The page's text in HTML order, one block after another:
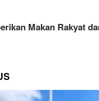
Makan Rakyat